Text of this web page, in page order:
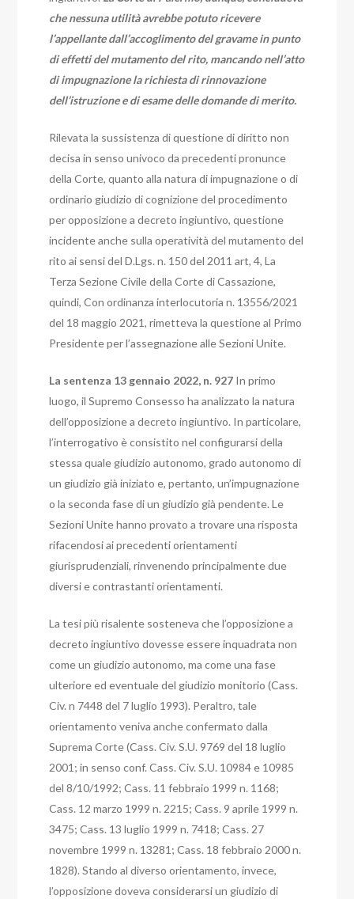
che nessuna utilità avrebbe potuto ricevere
l’appellante dall’accoglimento del gravame in punto
di effetti del mutamento del rito, mancando nell’atto
di impugnazione la richiesta di rinnovazione
dell’istruzione e di esame delle domande di merito.
Rilevata la sussistenza di questione di diritto non
decisa in senso univoco da precedenti pronunce
della Corte, quanto alla natura di impugnazione o di
ordinario giudizio di cognizione del procedimento
per opposizione a decreto ingiuntivo, questione
incidente anche sulla operatività del mutamento del
rito ai sensi del D.Lgs. n. 150 del 2011 art, 4, La
Terza Sezione Civile della Corte di Cassazione,
quindi, Con ordinanza interlocutoria n. 13556/2021
del 18 maggio 2021, rimetteva la questione al Primo
Presidente per l’assegnazione alle Sezioni Unite.
La sentenza 13 gennaio 2022, n. 927 In primo
luogo, il Supremo Consesso ha analizzato la natura
dell’opposizione a decreto ingiuntivo. In particolare,
l’interrogativo è consistito nel configurarsi della
stessa quale giudizio autonomo, grado autonomo di
un giudizio già iniziato e, pertanto, un’impugnazione
o la seconda fase di un giudizio già pendente.Le
Sezioni Unite hanno provato a trovare una risposta
rifacendosi ai precedenti orientamenti
giurisprudenziali, rinvenendo principalmente due
diversi e contrastanti orientamenti.
La tesi più risalente sosteneva che l’opposizione a
decreto ingiuntivo dovesse essere inquadrata non
come un giudizio autonomo, ma come una fase
ulteriore ed eventuale del giudizio monitorio (Cass.
Civ. n 7448 del 7 luglio 1993). Peraltro, tale
orientamento veniva anche confermato dalla
Suprema Corte (Cass. Civ. S.U. 9769 del 18 luglio
2001; in senso conf. Cass. Civ. S.U. 10984 e 10985
del 8/10/1992; Cass. 11 febbraio 1999 n. 1168;
Cass. 12 marzo 1999 n. 2215; Cass. 9 aprile 1999 n.
3475; Cass. 13 luglio 1999 n. 7418; Cass. 27
novembre 1999 n. 13281; Cass. 18 febbraio 2000 n.
1828).Stando al diverso orientamento, invece,
l’opposizione doveva considerarsi un giudizio di